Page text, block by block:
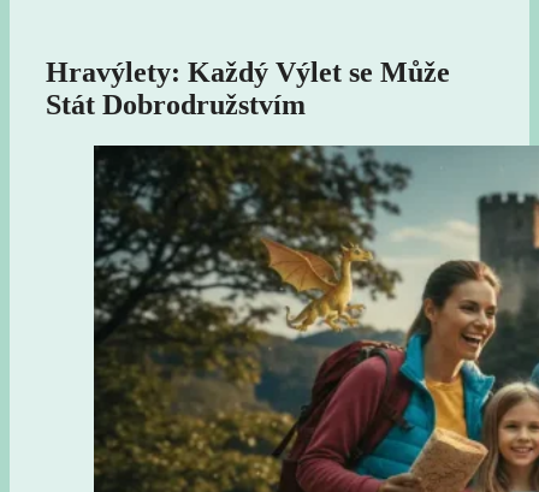
Hravýlety: Každý Výlet se Může
Stát Dobrodružstvím